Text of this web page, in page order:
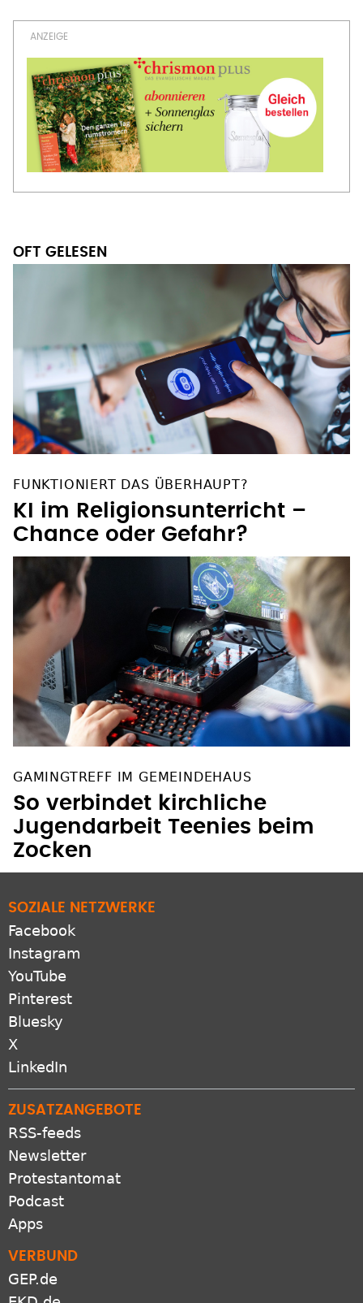
OFT GELESEN
FUNKTIONIERT DAS ÜBERHAUPT?
KI im Religionsunterricht –
Chance oder Gefahr?
GAMINGTREFF IM GEMEINDEHAUS
So verbindet kirchliche
Jugendarbeit Teenies beim
Zocken
SOZIALE NETZWERKE
Facebook
Instagram
YouTube
Pinterest
Bluesky
X
LinkedIn
ZUSATZANGEBOTE
RSS-feeds
Newsletter
Protestantomat
Podcast
Apps
VERBUND
GEP.de